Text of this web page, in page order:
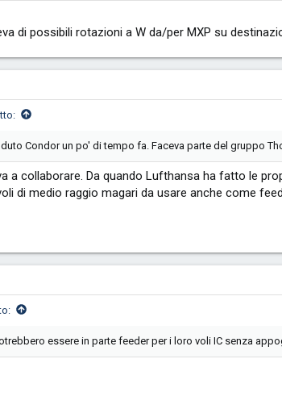
di possibili rotazioni a W da/per MXP su
Condor un po' di tempo fa. Faceva parte del gruppo
a collaborare. Da quando Lufthansa ha fatto le
di medio raggio magari da usare anche come
essere in parte feeder per i loro voli IC senza